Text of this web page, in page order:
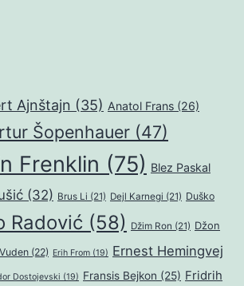
Ajnštajn (35) Anatol Frans (26)
Šopenhauer (47)
Frenklin (75) Blez Paskal
(32) Brus Li (21) Dejl Karnegi (21) Duško
Radović (58) Džim Ron (21) Džon
(22) Erih From (19) Ernest Hemingvej
Dostojevski (19) Fransis Bejkon (25) Fridrih